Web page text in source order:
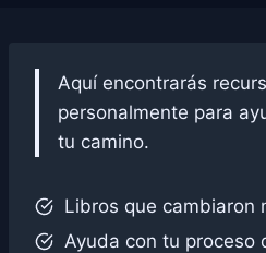
Aquí encontrarás
personalmente para
tu camino.
Libros que cambiaron
Ayuda con tu proceso